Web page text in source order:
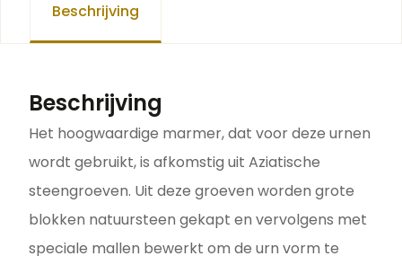
Beschrijving
Beschrijving
Het hoogwaardige marmer, dat voor deze urnen
wordt gebruikt, is afkomstig uit Aziatische
steengroeven. Uit deze groeven worden grote
blokken natuursteen gekapt en vervolgens met
speciale mallen bewerkt om de urn vorm te